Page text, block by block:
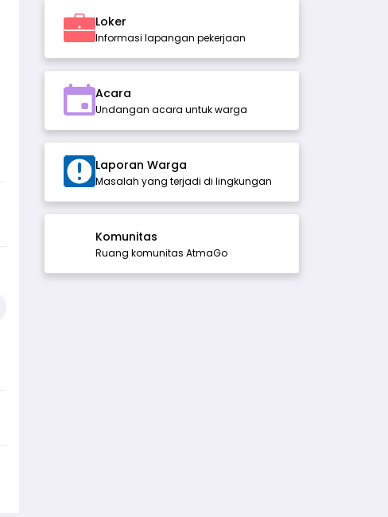
Loker
Informasi lapangan pekerjaan
Acara
Undangan acara untuk warga
Laporan Warga
Masalah yang terjadi di lingkungan
Komunitas
Ruang komunitas AtmaGo